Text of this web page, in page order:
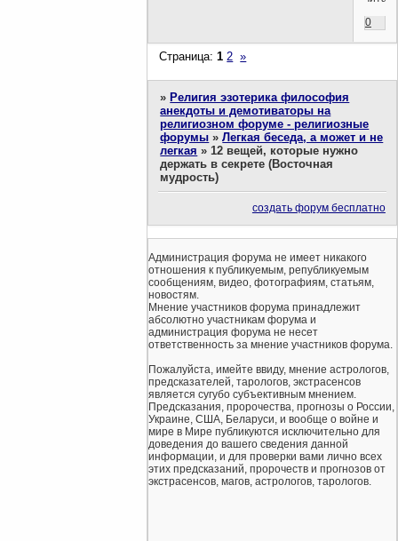
0
Страница:1 2 »
»Религия эзотерика философия
анекдоты и демотиваторы на
религиозном форуме - религиозные
форумы »Легкая беседа, а может и не
легкая » 12 вещей, которые нужно
держать в секрете (Восточная
мудрость)
создать форум бесплатно
Администрация форума не имеет никакого
отношения к публикуемым, републикуемым
сообщениям, видео, фотографиям, статьям,
новостям.
Мнение участников форума принадлежит
абсолютно участникам форума и
администрация форума не несет
ответственность за мнение участников форума.
Пожалуйста, имейте ввиду, мнение астрологов,
предсказателей, тарологов, экстрасенсов
является сугубо субъективным мнением.
Предсказания, пророчества, прогнозы о России,
Украине, США, Беларуси, и вообще о войне и
мире в Мире публикуются исключительно для
доведения до вашего сведения данной
информации, и для проверки вами лично всех
этих предсказаний, пророчеств и прогнозов от
экстрасенсов, магов, астрологов, тарологов.